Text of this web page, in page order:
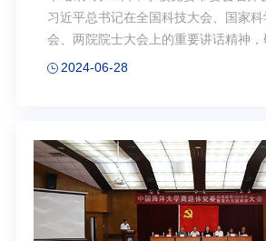
家科学技术奖励大会、两院院
重要讲话精神
习近平总书记在全国科技大会、国家
会、两院院士大会上的重要讲话精神，
落实工作。党委书记田辉主持会议
的重大意义，系统阐明了科技强国建
和发展的八个方面重要经验、必须具备
素”和新形势下加快建设世界科技强国
务，充分体现了以习近平同志为核心的
工作的高度重视，对科技工作者的关
2024-06-28